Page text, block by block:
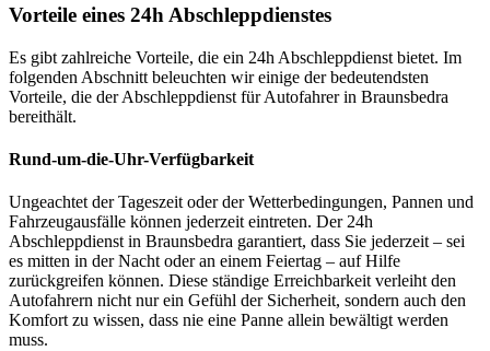
Vorteile eines 24h Abschleppdienstes
Es gibt zahlreiche Vorteile, die ein 24h Abschleppdienst bietet. Im
folgenden Abschnitt beleuchten wir einige der bedeutendsten
Vorteile, die der Abschleppdienst für Autofahrer in Braunsbedra
bereithält.
Rund-um-die-Uhr-Verfügbarkeit
Ungeachtet der Tageszeit oder der Wetterbedingungen, Pannen und
Fahrzeugausfälle können jederzeit eintreten. Der 24h
Abschleppdienst in Braunsbedra garantiert, dass Sie jederzeit – sei
es mitten in der Nacht oder an einem Feiertag – auf Hilfe
zurückgreifen können. Diese ständige Erreichbarkeit verleiht den
Autofahrern nicht nur ein Gefühl der Sicherheit, sondern auch den
Komfort zu wissen, dass nie eine Panne allein bewältigt werden
muss.